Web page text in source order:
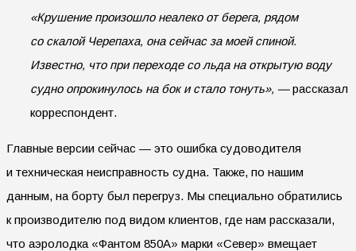
«Крушение произошло неалеко от берега, рядом
со скалой Черепаха, она сейчас за моей спиной.
Известно, что при переходе со льда на открытую воду
судно опрокинулось на бок и стало тонуть», —рассказал
корреспондент.
Главные версии сейчас — это ошибка судоводителя
и техническая неисправность судна. Также, по нашим
данным, на борту был перегруз. Мы специально обратились
к производителю под видом клиентов, где нам рассказали,
что аэролодка «Фантом 850А» марки «Север» вмещает